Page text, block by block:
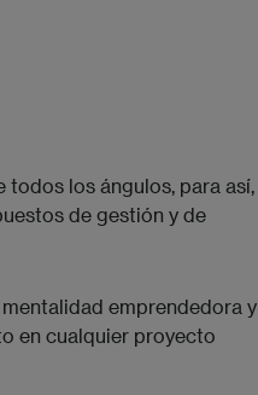
los ángulos, para así,
de gestión y de
emprendedora y
en cualquier proyecto